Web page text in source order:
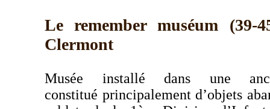
Le remember muséum (39-
Clermont
Musée installé dans une
constitué principalement d’objets